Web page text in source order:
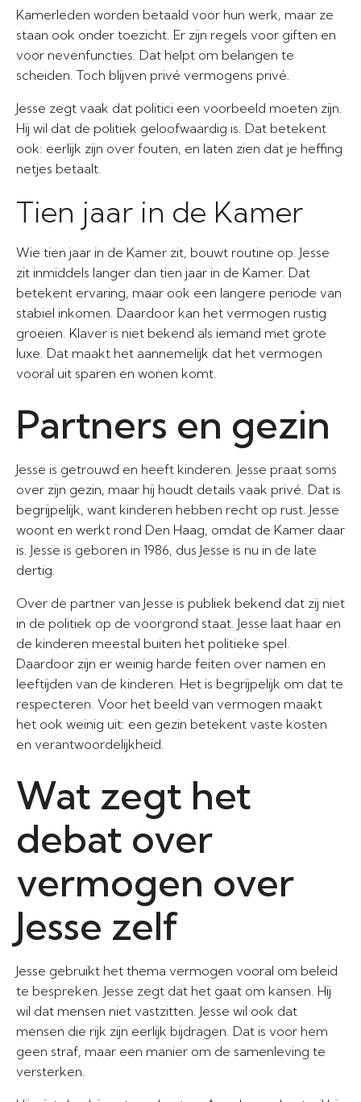
Kamerleden worden betaald voor hun werk, maar ze
staan ook onder toezicht. Er zijn regels voor giften en
voor nevenfuncties. Dat helpt om belangen te
scheiden. Toch blijven privé vermogens privé.
Jesse zegt vaak dat politici een voorbeeld moeten zijn.
Hij wil dat de politiek geloofwaardig is. Dat betekent
ook: eerlijk zijn over fouten, en laten zien dat je heffing
netjes betaalt.
Tien jaar in de Kamer
Wie tien jaar in de Kamer zit, bouwt routine op. Jesse
zit inmiddels langer dan tien jaar in de Kamer. Dat
betekent ervaring, maar ook een langere periode van
stabiel inkomen. Daardoor kan het vermogen rustig
groeien. Klaver is niet bekend als iemand met grote
luxe. Dat maakt het aannemelijk dat het vermogen
vooral uit sparen en wonen komt.
Partners en gezin
Jesse is getrouwd en heeft kinderen. Jesse praat soms
over zijn gezin, maar hij houdt details vaak privé. Dat is
begrijpelijk, want kinderen hebben recht op rust. Jesse
woont en werkt rond Den Haag, omdat de Kamer daar
is. Jesse is geboren in 1986, dus Jesse is nu in de late
dertig.
Over de partner van Jesse is publiek bekend dat zij niet
in de politiek op de voorgrond staat. Jesse laat haar en
de kinderen meestal buiten het politieke spel.
Daardoor zijn er weinig harde feiten over namen en
leeftijden van de kinderen. Het is begrijpelijk om dat te
respecteren. Voor het beeld van vermogen maakt
het ook weinig uit: een gezin betekent vaste kosten
en verantwoordelijkheid.
Wat zegt het
debat over
vermogen over
Jesse zelf
Jesse gebruikt het thema vermogen vooral om beleid
te bespreken. Jesse zegt dat het gaat om kansen. Hij
wil dat mensen niet vastzitten. Jesse wil ook dat
mensen die rijk zijn eerlijk bijdragen. Dat is voor hem
geen straf, maar een manier om de samenleving te
versterken.